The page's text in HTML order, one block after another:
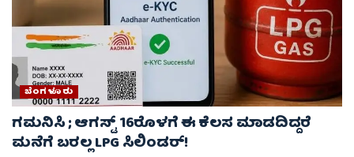
ಬೆಂಗಳೂರು
ಗಮನಿಸಿ ; ಆಗಸ್ಟ್ 16ರೊಳಗೆ ಈ ಕೆಲಸ ಮಾಡದಿದ್ದರೆ
ಮನೆಗೆ ಬರಲ್ಲ LPG ಸಿಲಿಂಡರ್!